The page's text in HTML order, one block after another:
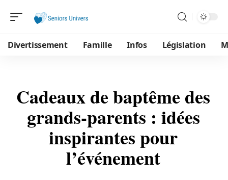
Divertissement Famille Infos Législation
Cadeaux de baptême des
grands-parents : idées
inspirantes pour
l’événement